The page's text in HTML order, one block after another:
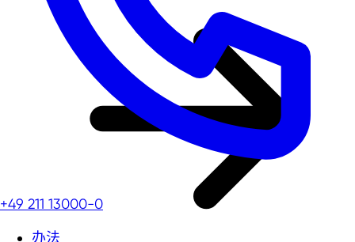
+49 211 13000-0
办法